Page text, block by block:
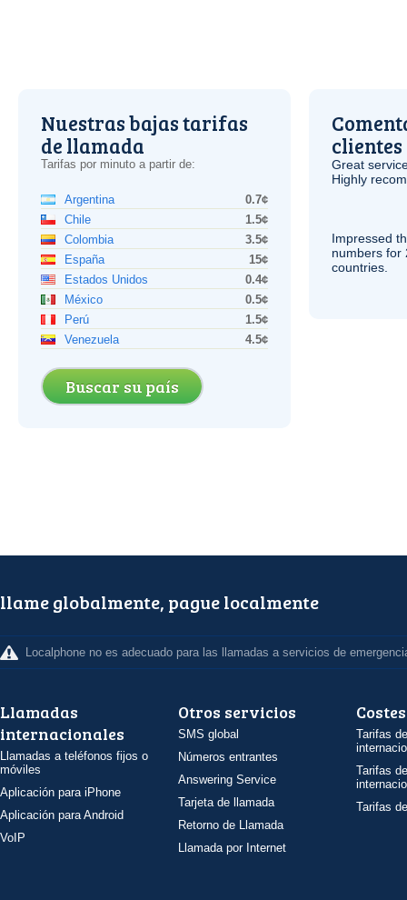
Nuestras bajas tarifas
de llamada
Tarifas por minuto a partir de:
Argentina
0.7¢
Chile
1.5¢
Colombia
3.5¢
España
15¢
Estados Unidos
0.4¢
México
0.5¢
Perú
1.5¢
Venezuela
4.5¢
Buscar su país
clientes
Great
Highly
Impressed
numbers for
countries.
llame globalmente, pague localmente
Localphone no es adecuado para las llamadas a servicios de
Llamadas
internacionales
Llamadas a teléfonos fijos o
móviles
Aplicación para iPhone
Aplicación para Android
VoIP
Otros servicios
SMS global
Números entrantes
Answering Service
Tarjeta de llamada
Retorno de Llamada
Llamada por Internet
Costes
Tarifas
Tarifas
Tarifas